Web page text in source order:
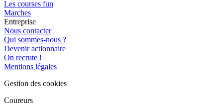
Les courses fun
Marches
Entreprise
Nous contacter
Qui sommes-nous ?
Devenir actionnaire
On recrute !
Mentions légales
Gestion des cookies
Coureurs